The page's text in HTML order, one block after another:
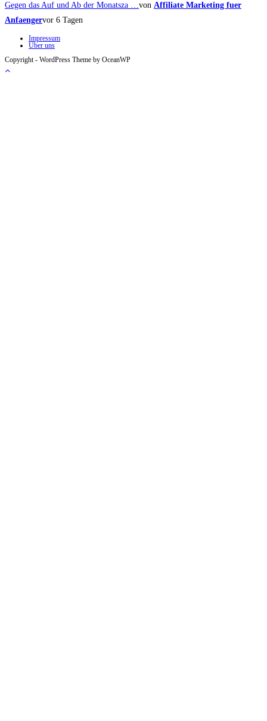
Gegen das Auf und Ab der Monatsza …von Affiliate Marketing fuer
Anfaengervor 6 Tagen
Impressum
Über uns
Copyright - WordPress Theme by OceanWP